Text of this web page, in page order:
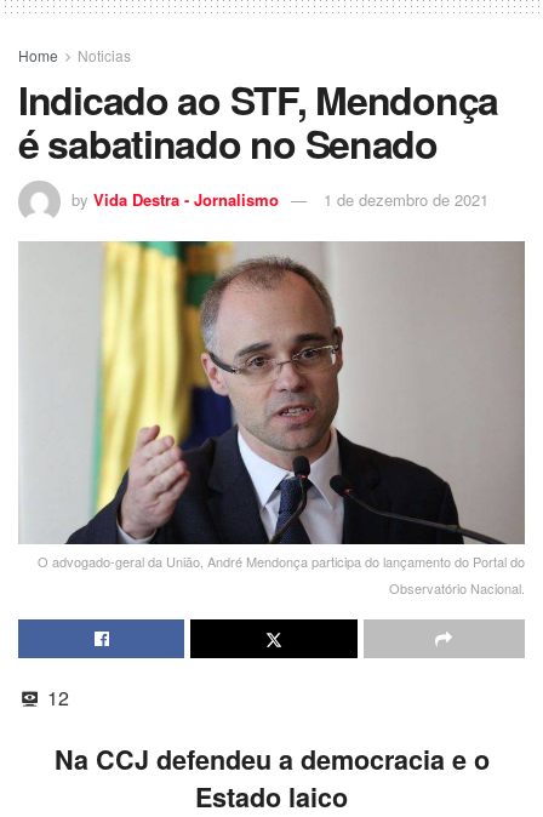
Home Noticias
Indicado ao STF, Mendonça
é sabatinado no Senado
by Vida Destra - Jornalismo 1 de dezembro de 2021
O advogado-geral da União, André Mendonça participa do lançamento do Portal do
Observatório Nacional.
12
Na CCJ defendeu a democracia e o
Estado laico